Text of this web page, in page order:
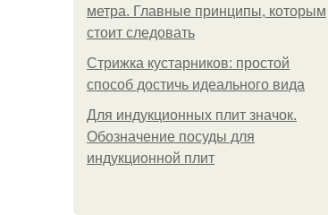
метра. Главные принципы, которым
стоит следовать
Стрижка кустарников: простой
способ достичь идеального вида
Для индукционных плит значок.
Обозначение посуды для
индукционной плит